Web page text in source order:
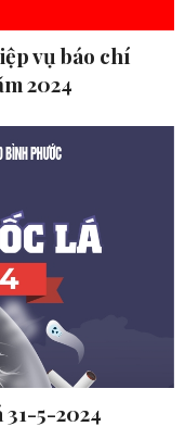
vụ báo chí
2024
5-2024